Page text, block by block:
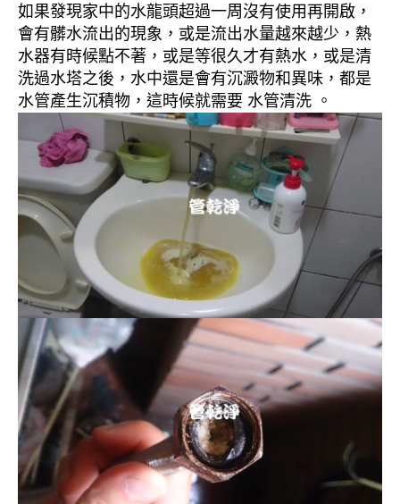
如果發現家中的水龍頭超過一周沒有使用再開啟，
會有髒水流出的現象，或是流出水量越來越少，熱
水器有時候點不著，或是等很久才有熱水，或是清
洗過水塔之後，水中還是會有沉澱物和異味，都是
水管產生沉積物，這時候就需要 水管清洗 。